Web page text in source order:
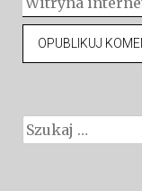
Szukaj: